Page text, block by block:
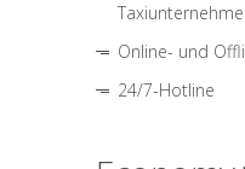
Online- und
24/7-Hotline